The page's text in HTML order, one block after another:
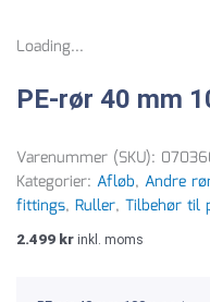
Loading...
PE-rør 40 mm
Varenummer (SKU):
Kategorier: Afløb, Andre
fittings, Ruller, Tilbehør til
2.499 kr inkl. moms